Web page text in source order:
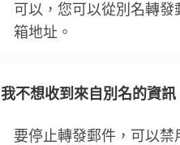
可以，您可以從別名轉
箱地址。
我不想收到來自別名的資訊
要停止轉發郵件，可以